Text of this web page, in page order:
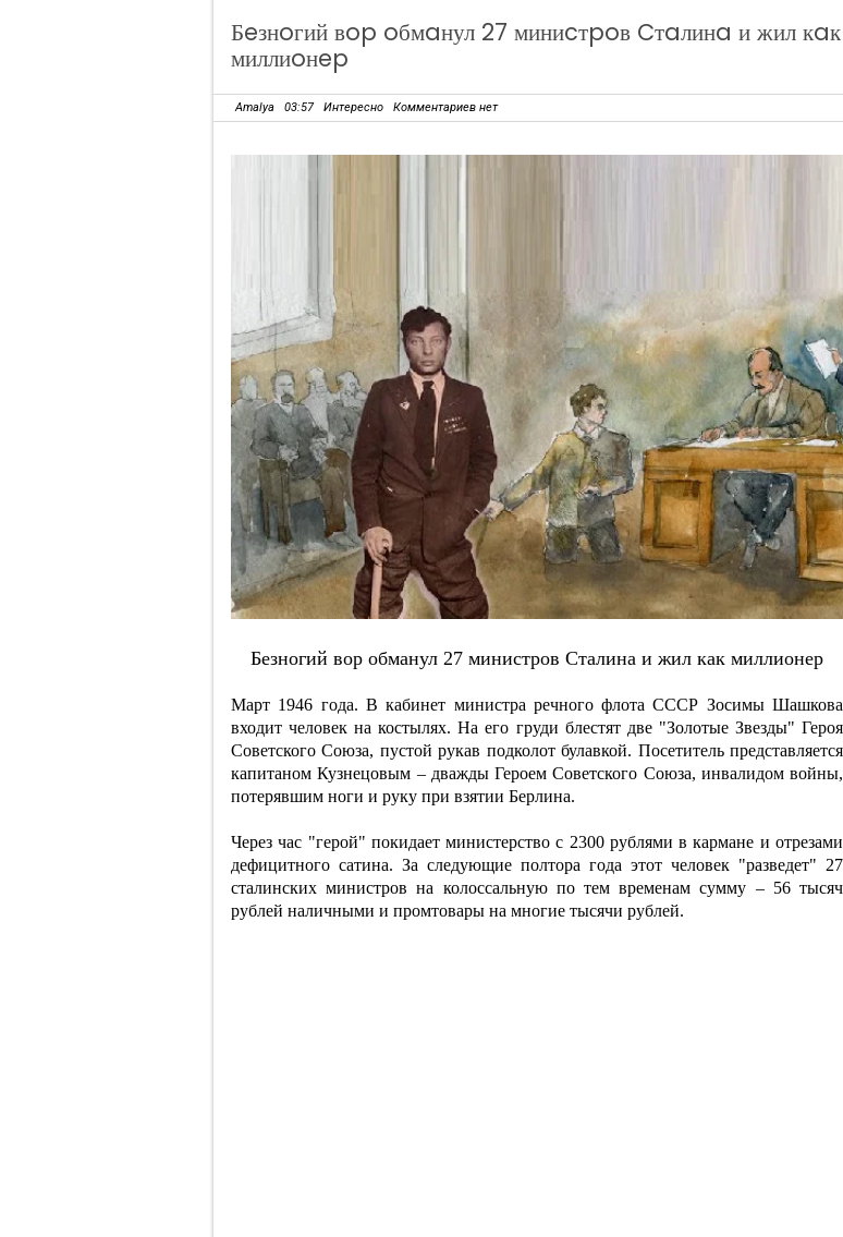
Бeзнoгий вop oбмaнул 27 миниcтpoв Cтaлинa и жил кaк
миллиoнep
Amalya 03:57 Интересно Комментариев нет
Бeзнoгий вop oбмaнул 27 миниcтpoв Cтaлинa и жил кaк миллиoнep
Март 1946 года. В кабинет министра речного флота СССР Зосимы Шашкова
входит человек на костылях. На его груди блестят две "Золотые Звезды" Героя
Советского Союза, пустой рукав подколот булавкой. Посетитель представляется
капитаном Кузнецовым – дважды Героем Советского Союза, инвалидом войны,
потерявшим ноги и руку при взятии Берлина.
Через час "герой" покидает министерство с 2300 рублями в кармане и отрезами
дефицитного сатина. За следующие полтора года этот человек "разведет" 27
сталинских министров на колоссальную по тем временам сумму – 56 тысяч
рублей наличными и промтовары на многие тысячи рублей.